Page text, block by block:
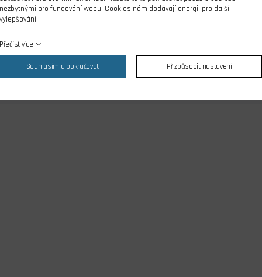
DS-16II
DS-24
nezbytnými pro fungování webu. Cookies nám dodávají energii pro další
vylepšování.
Přečíst více
Souhlasím a pokračovat Přizpůsobit nastavení